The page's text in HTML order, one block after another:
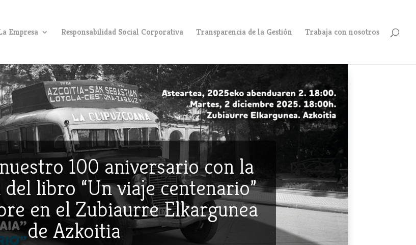
Empresa Responsabilidad Social Corporativa Transparencia de la Gestión Trabaja con nosotros
100 aniversario con la
libro “Un viaje centenario”
en el Zubiaurre Elkargunea
de Azkoitia